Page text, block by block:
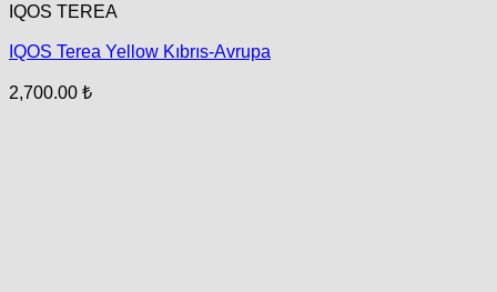
IQOS TEREA
IQOS Terea Yellow Kıbrıs-Avrupa
2,700.00 ₺